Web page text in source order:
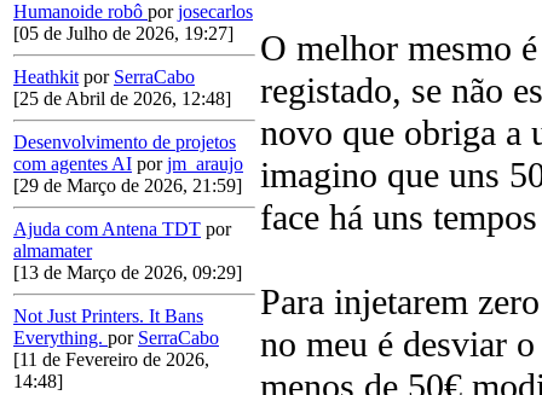
Humanoide robô porjosecarlos
[05 de Julho de 2026, 19:27]
Heathkit por SerraCabo
[25 de Abril de 2026, 12:48]
Desenvolvimento de projetos
com agentes AI porjm_araujo
[29 de Março de 2026, 21:59]
Ajuda com Antena TDT por
almamater
[13 de Março de 2026, 09:29]
Not Just Printers. It Bans
Everything. por SerraCabo
[11 de Fevereiro de 2026,
14:48]
O melhor mesmo
registado, se não
novo que obriga a
imagino que uns
face há uns
Para injetarem
no meu é desviar
menos de 50€